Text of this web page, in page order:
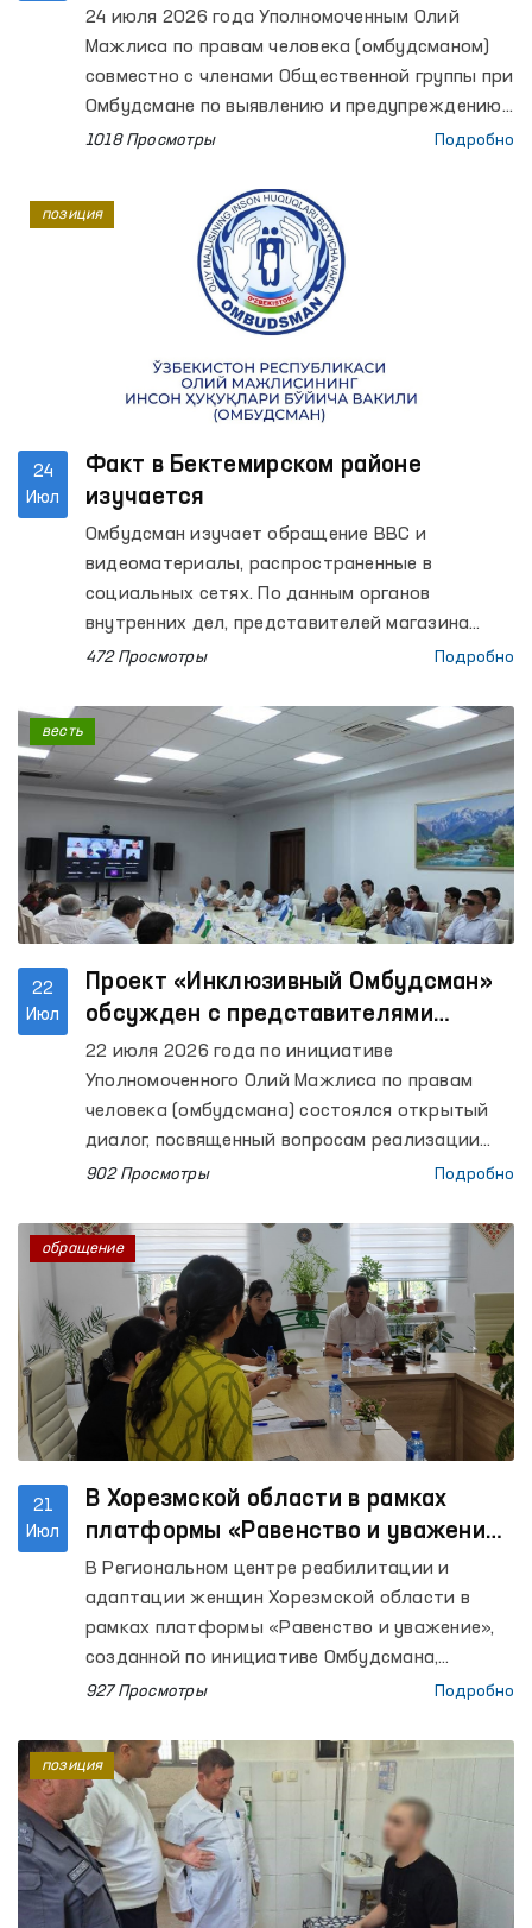
исполнения наказания № 7
Ташкентской области
24 июля 2026 года Уполномоченным Олий
Мажлиса по правам человека (омбудсманом)
совместно с членами Общественной группы при
Омбудсмане по выявлению и предупреждению
случаев пыток осуществлен мониторинговый
Ташкентской области.
1018 Просмотры Подробно
24
Июл
Факт в Бектемирском районе
изучается
Омбудсман изучает обращение BBC и
видеоматериалы, распространенные в
социальных сетях. По данным органов
внутренних дел, представителей магазина
неоднократно предупреждали о
материалов с пешеходной дорожки, однако
эти требования не были выполнены и двое
граждан были привлечены к
административной ответственности. А в
обращении утверждается, что при
доставлении задержанных в здание УВД к ним
была применена чрезмерная сила. Органами
внутренних дел отвергнуты данные доводы,
рамках своих полномочий.
472 Просмотры Подробно
позиция
22
Июл
Проект «Инклюзивный Омбудсман»
обсужден с представителями
гражданского общества
22 июля 2026 года по инициативе
Уполномоченного Олий Мажлиса по правам
человека (омбудсмана) состоялся открытый
диалог, посвященный вопросам реализации
проекта «Инклюзивный Омбудсман».
902 Просмотры Подробно
весть
21
Июл
В Хорезмской области в рамках
платформы «Равенство и уважение»
рассмотрены и решены обращения
женщин
В Региональном центре реабилитации и
адаптации женщин Хорезмской области в
рамках платформы «Равенство и уважение»,
созданной по инициативе Омбудсмана,
проведено мероприятие «Автобус правовой
927 Просмотры Подробно
обращение
позиция